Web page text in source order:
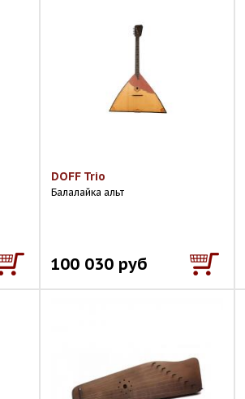
DOFF Trio
Балалайка альт
100 030 руб